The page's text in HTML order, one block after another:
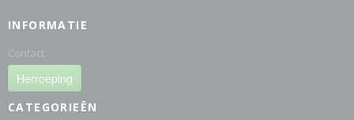
INFORMATIE
Contact
Herroeping
CATEGORIEËN